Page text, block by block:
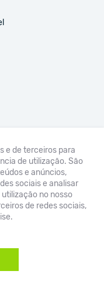
EI-IE CSI
Professores dos Açores -
e de terceiros para
de utilização. São
e anúncios,
sociais e analisar
no nosso
de redes sociais,